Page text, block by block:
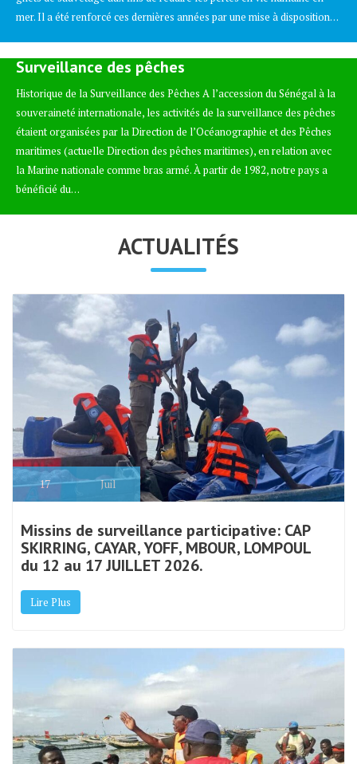
Surveillance des pêches
Historique de la Surveillance des Pêches A l’accession du Sénégal à la
souveraineté internationale, les activités de la surveillance des pêches
étaient organisées par la Direction de l’Océanographie et des Pêches
maritimes (actuelle Direction des pêches maritimes), en relation avec
la Marine nationale comme bras armé. À partir de 1982, notre pays a
bénéficié du…
ACTUALITÉS
17 Juil
Missins de surveillance participative: CAP
SKIRRING, CAYAR, YOFF, MBOUR, LOMPOUL
du 12 au 17 JUILLET 2026.